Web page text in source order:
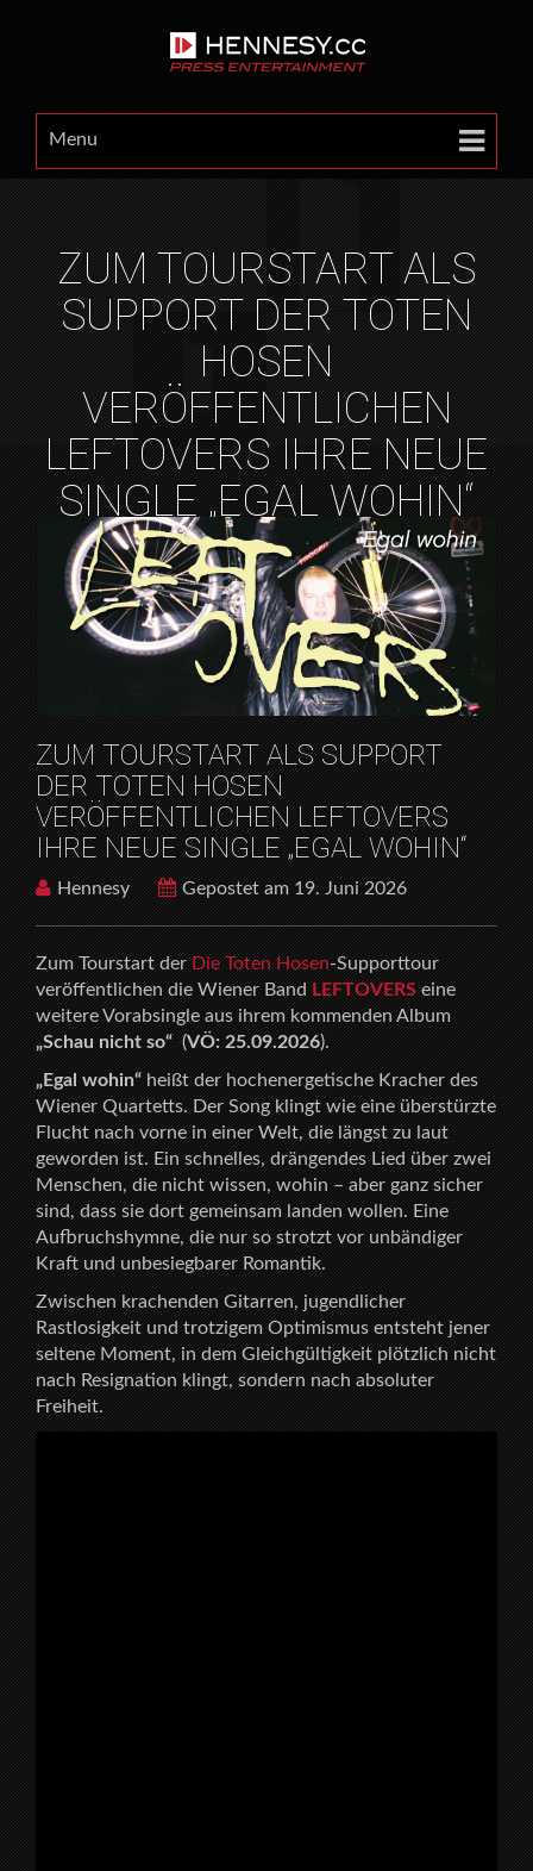
Menu
ZUM TOURSTART ALS
SUPPORT DER TOTEN
HOSEN
VERÖFFENTLICHEN
LEFTOVERS IHRE NEUE
SINGLE „EGAL WOHIN“
X
HOME
RELEASES
ZUM TOURSTART ALS SUPPORT DER TOTEN HOSEN
VERÖFFENTLICHEN LEFTOVERS IHRE NEUE SINGLE
„EGAL WOHIN“
ZUM TOURSTART ALS SUPPORT
DER TOTEN HOSEN
VERÖFFENTLICHEN LEFTOVERS
IHRE NEUE SINGLE „EGAL WOHIN“
Hennesy Gepostet am 19. Juni 2026
Zum Tourstart derDie Toten Hosen-Supporttour
veröffentlichen die Wiener BandLEFTOVERSeine
weitere Vorabsingle aus ihrem kommenden Album
„Schau nicht so“(VÖ: 25.09.2026).
„Egal wohin“heißt der hochenergetische Kracher des
Wiener Quartetts. Der Song klingt wie eine überstürzte
Flucht nach vorne in einer Welt, die längst zu laut
geworden ist. Ein schnelles, drängendes Lied über zwei
Menschen, die nicht wissen, wohin – aber ganz sicher
sind, dass sie dort gemeinsam landen wollen. Eine
Aufbruchshymne, die nur so strotzt vor unbändiger
Kraft und unbesiegbarer Romantik.
Zwischen krachenden Gitarren, jugendlicher
Rastlosigkeit und trotzigem Optimismus entsteht jener
seltene Moment, in dem Gleichgültigkeit plötzlich nicht
nach Resignation klingt, sondern nach absoluter
Freiheit.